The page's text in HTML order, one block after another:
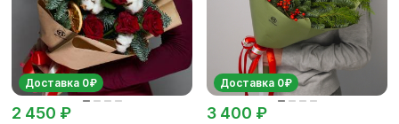
Доставка 0₽
2 450 ₽
Доставка 0₽
3 400 ₽